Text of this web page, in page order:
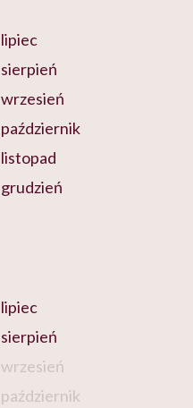
lipiec
sierpień
wrzesień
październik
listopad
grudzień
lipiec
sierpień
wrzesień
październik